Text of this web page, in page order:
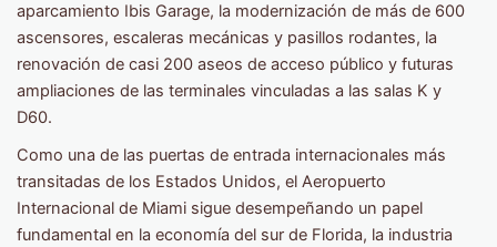
aparcamiento Ibis Garage, la modernización de más de 600
ascensores, escaleras mecánicas y pasillos rodantes, la
renovación de casi 200 aseos de acceso público y futuras
ampliaciones de las terminales vinculadas a las salas K y
D60.
Como una de las puertas de entrada internacionales más
transitadas de los Estados Unidos, el Aeropuerto
Internacional de Miami sigue desempeñando un papel
fundamental en la economía del sur de Florida, la industria